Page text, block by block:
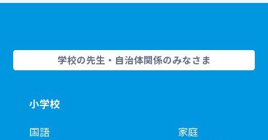
10 解説編10ページREADING TIPS
12
学校の先生・自治体関係のみなさま
小学校
国語
家庭